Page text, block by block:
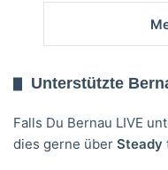
Unterstützte
Falls Du Bernau LIVE
dies gerne über Steady